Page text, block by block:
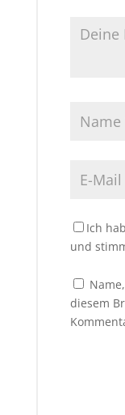
Ich
und
diesem